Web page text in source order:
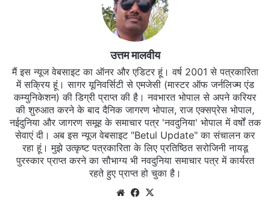
उत्तम मालवीय
मैं इस न्यूज वेबसाइट का ऑनर और एडिटर हूं। वर्ष 2001 से पत्रकारिता
में सक्रिय हूं। सागर यूनिवर्सिटी से एमजेसी (मास्टर ऑफ जर्नलिज्म एंड
कम्युनिकेशन) की डिग्री प्राप्त की है। नवभारत भोपाल से अपने करियर
की शुरुआत करने के बाद दैनिक जागरण भोपाल, राज एक्सप्रेस भोपाल,
नईदुनिया और जागरण समूह के समाचार पत्र 'नवदुनिया' भोपाल में वर्षों तक
सेवाएं दी। अब इस न्यूज वेबसाइट "Betul Update" का संचालन कर
रहा हूं। मुझे उत्कृष्ट पत्रकारिता के लिए प्रतिष्ठित सरोजिनी नायडू
पुरस्कार प्राप्त करने का सौभाग्य भी नवदुनिया समाचार पत्र में कार्यरत
रहते हुए प्राप्त हो चुका है।
WebsiteFacebook